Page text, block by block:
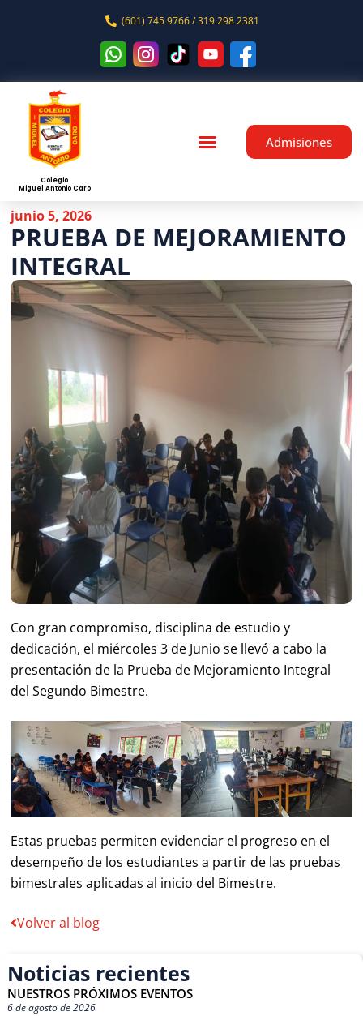
(601) 745 9766 / 319 298 2381
Colegio
Miguel Antonio Caro
Admisiones
Noticias recientes
NUESTROS PRÓXIMOS EVENTOS
6 de agosto de 2026
junio 5, 2026
PRUEBA DE MEJORAMIENTO
INTEGRAL
Con gran compromiso, disciplina de estudio y
dedicación, el miércoles 3 de Junio se llevó a cabo la
presentación de la Prueba de Mejoramiento Integral
del Segundo Bimestre.
Estas pruebas permiten evidenciar el progreso en el
desempeño de los estudiantes a partir de las pruebas
bimestrales aplicadas al inicio del Bimestre.
Volver al blog